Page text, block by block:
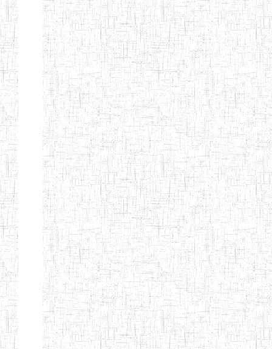
Arrondissement
Denomination Création Type
ENIEG LES
MOINILLONS
25/09/1995 ENIEG Privé
ENPIEG
BILINGUE
MAGAWATI
10/10/2013 ENIEG Privé
ENIEG
BILINGUE
MATSIAZE
10/07/2000 ENIEG Privé
ENPIEG
BILINGUE
20/08/2015 ENIEG Privé